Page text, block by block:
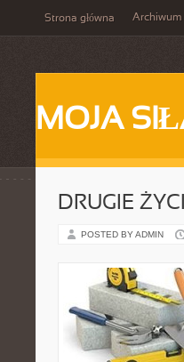
Strona główna Archiwum
MOJA
DRUGIE
POSTED BY ADMIN